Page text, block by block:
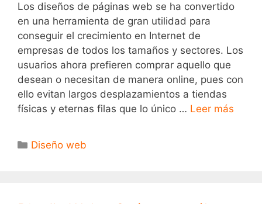
Los diseños de páginas web se ha convertido
en una herramienta de gran utilidad para
conseguir el crecimiento en Internet de
empresas de todos los tamaños y sectores. Los
usuarios ahora prefieren comprar aquello que
desean o necesitan de manera online, pues con
ello evitan largos desplazamientos a tiendas
físicas y eternas filas que lo único … Leer más
Diseño web